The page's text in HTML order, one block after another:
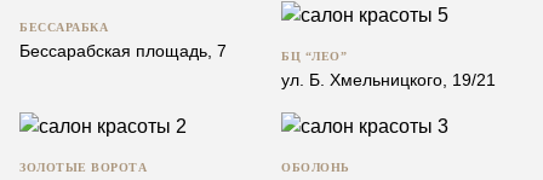
БЕССАРАБКА
Бессарабская площадь, 7 БЦ “ЛЕО”
ул. Б. Хмельницкого, 19/21
ЗОЛОТЫЕ ВОРОТА ОБОЛОНЬ